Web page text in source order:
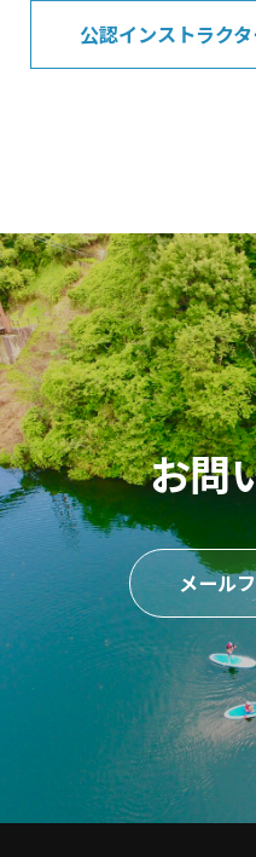
公認インストラク
お問
メール